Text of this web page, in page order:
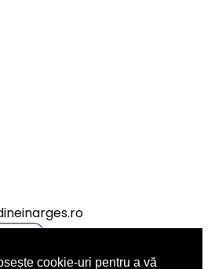
cookie-uri pentru a vă